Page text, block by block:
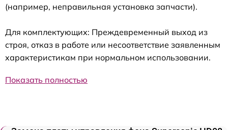
(например, неправильная установка запчасти).
Для комплектующих: Преждевременный выход из
строя, отказ в работе или несоответствие заявленным
характеристикам при нормальном использовании.
Показать полностью